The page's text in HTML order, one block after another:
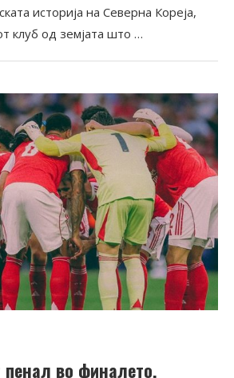
историја на Северна Кореја,
клуб од земјата што …
пенал во финалето,